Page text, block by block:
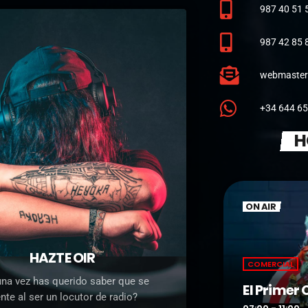
HAZTE OIR
vez has querido saber que se
al ser un locutor de radio?
987 40 51
987 42 85
+34 644
ON AIR
COMERCIAL
El Primer